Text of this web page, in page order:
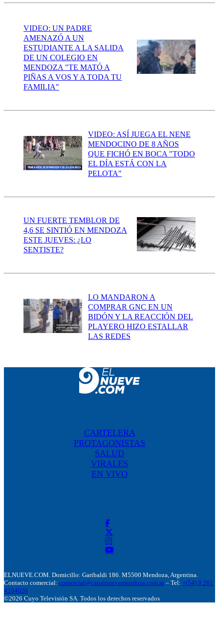
VIDEO: UN PADRE
AMENAZÓ A UN
ESTUDIANTE A LA SALIDA
DE UN COLEGIO EN
MENDOZA "TE MATÓ A
PIÑAS A VOS Y A TODA TU
FAMILIA"
VIDEO: ASÍ JUEGA EL NENE
MENDOCINO DE 8 AÑOS
QUE FICHÓ EN BOCA "TODO
EL DÍA ESTÁ CON LA
PELOTA"
UN FUERTE TEMBLOR DE
4,6 SE SINTIÓ EN MENDOZA
ESTE JUEVES: ¿LO
SENTISTE?
LO MANDARON A
COMPRAR GNC EN UN
BIDÓN Y LA REACCIÓN DEL
PLAYERO HIZO ESTALLAR
LAS REDES
CARTELERA
PROTAGONISTAS
SALUD
VIRALES
EN VIVO
ELNUEVE.COM. Domicillo: Garibaldi 186. M5500 Mendoza, Argentina.
Contacto comercial: comercial@canalnuevemendoza.com.ar – Tel: +(54) 9 261
4204020
©2026 Cuyo Televisión SA. Todos los derechos reservados